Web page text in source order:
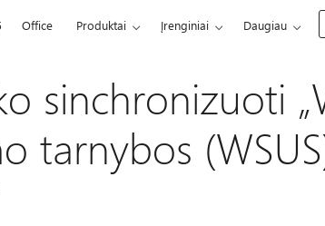
Office Produktai Įrenginiai Daugiau
sinchronizuoti
tarnybos